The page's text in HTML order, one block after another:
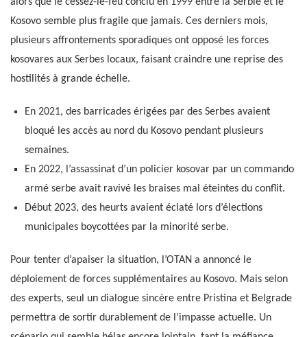
alors que le cessez-le-feu conclu en 1999 entre la Serbie et le
Kosovo semble plus fragile que jamais. Ces derniers mois,
plusieurs affrontements sporadiques ont opposé les forces
kosovares aux Serbes locaux, faisant craindre une reprise des
hostilités à grande échelle.
En 2021, des barricades érigées par des Serbes avaient
bloqué les accès au nord du Kosovo pendant plusieurs
semaines.
En 2022, l’assassinat d’un policier kosovar par un commando
armé serbe avait ravivé les braises mal éteintes du conflit.
Début 2023, des heurts avaient éclaté lors d’élections
municipales boycottées par la minorité serbe.
Pour tenter d’apaiser la situation, l’OTAN a annoncé le
déploiement de forces supplémentaires au Kosovo. Mais selon
des experts, seul un dialogue sincère entre Pristina et Belgrade
permettra de sortir durablement de l’impasse actuelle. Un